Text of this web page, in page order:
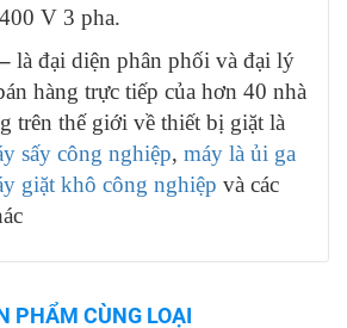
V 3 pha.
là đại diện phân phối và đại lý
hàng trực tiếp của hơn 40 nhà
trên thế giới về thiết bị giặt là
sấy công nghiệp, máy là ủi ga
giặt khô công nghiệp và các
PHẨM CÙNG LOẠI